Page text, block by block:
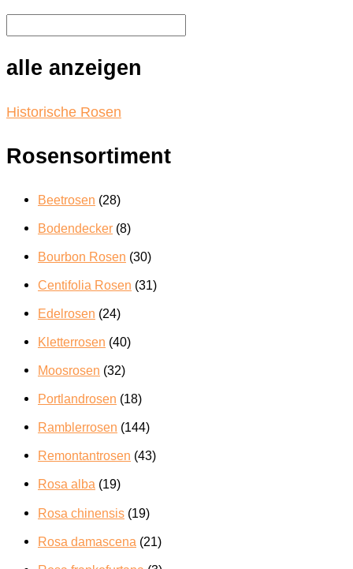
alle anzeigen
Historische Rosen
Rosensortiment
Beetrosen (28)
Bodendecker (8)
Bourbon Rosen (30)
Centifolia Rosen (31)
Edelrosen (24)
Kletterrosen (40)
Moosrosen (32)
Portlandrosen (18)
Ramblerrosen (144)
Remontantrosen (43)
Rosa alba (19)
Rosa chinensis (19)
Rosa damascena (21)
Optionen
können
auf
Produktseite
werden